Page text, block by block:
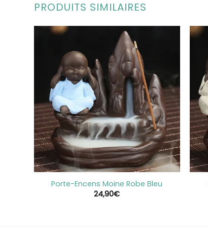
PRODUITS SIMILAIRES
+
Porte-Encens Moine Robe Bleu
24,90€
+